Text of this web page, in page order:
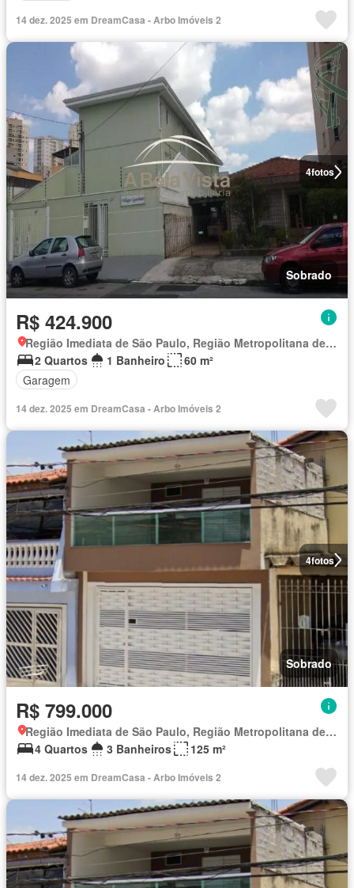
14 dez. 2025 em DreamCasa - Arbo Imóveis 2
4fotos
Sobrado
R$ 424.900
Região Imediata de São Paulo, Região Metropolitana de São Paulo
2 Quartos
1 Banheiro
60 m²
Garagem
14 dez. 2025 em DreamCasa - Arbo Imóveis 2
4fotos
Sobrado
R$ 799.000
Região Imediata de São Paulo, Região Metropolitana de São Paulo
4 Quartos
3 Banheiros 125 m²
14 dez. 2025 em DreamCasa - Arbo Imóveis 2